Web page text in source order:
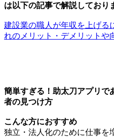
は以下の記事で解説しており
建設業の職人が年収を上げる
れのメリット・デメリットや
簡単すぎる！助太刀アプリで
者の見つけ方
こんな方におすすめ
独立・法人化のために仕事を